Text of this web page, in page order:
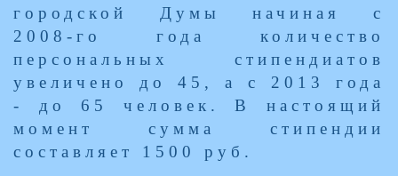
городской Думы начиная с
2008-го года количество
персональных стипендиатов
увеличено до 45, а с 2013 года
- до 65 человек. В настоящий
момент сумма стипендии
составляет 1500 руб.